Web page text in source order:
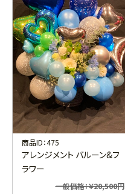
商品ID：475
アレンジメント バルーン&フ
ラワー
一般価格：￥20,500円